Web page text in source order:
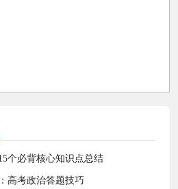
个必背核心知识点总结
高考政治答题技巧